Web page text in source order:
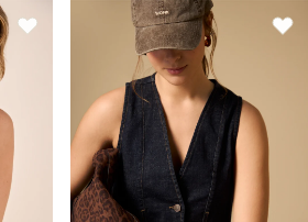
de Madera Natural - Azul
Favoritos
Camisa manga sisa escote en